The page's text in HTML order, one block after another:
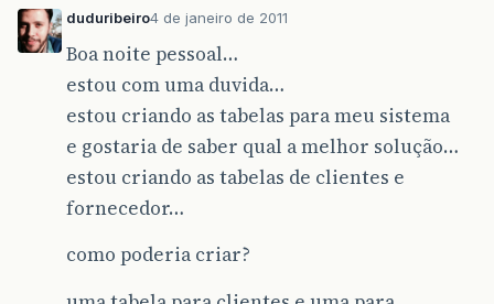
duduribeiro4 de janeiro de 2011
Boa noite pessoal…
estou com uma duvida…
estou criando as tabelas para meu sistema
e gostaria de saber qual a melhor solução…
estou criando as tabelas de clientes e
fornecedor…
como poderia criar?